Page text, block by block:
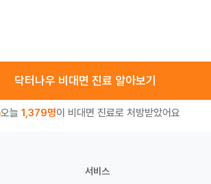
닥터나우 비대면 진료 알아보기
오늘 1,379명이 비대면 진료로 처방받았어요
서비스